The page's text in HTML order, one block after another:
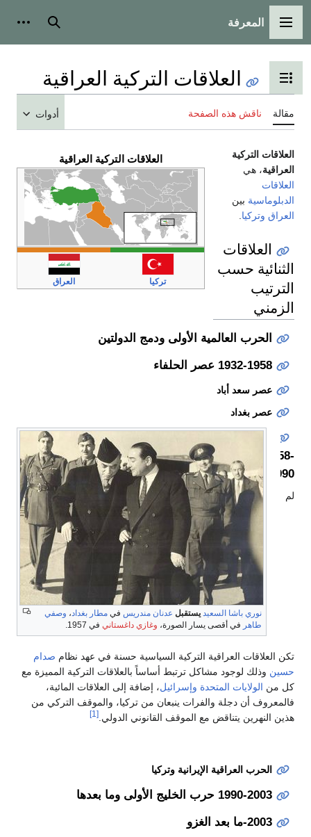
القائمة الرئيسية
المعرفة بحث
تبديل عرض جدول المحتويات
العلاقات التركية العراقية
مقالة ناقش هذه الصفحة أدوات
العلاقات التركية العراقية
تركيا العراق
العلاقات التركية
العراقية، هي
العلاقات
الدبلوماسية بين
العراق وتركيا
العلاقات
الثنائية حسب
الترتيب
الزمني
الحرب العالمية الأولى ودمج الدولتين
1932-1958 عصر الحلفاء
عصر سعد أباد
عصر بغداد
نوري باشا السعيد يستقبل عدنان مندريس في مطار بغداد ، وصفي
طاهر في أقصى يسار الصورة، وغازي داغستاني في 1957.
1958-
1990
لم
تكن العلاقات العراقية التركية السياسية حسنة في عهد نظام صدام
حسين وذلك لوجود مشاكل ترتبط أساساً بالعلاقات التركية المميزة مع
كل من الولايات المتحدة وإسرائيل، إضافة إلى العلاقات المائية،
فالمعروف أن دجلة والفرات ينبعان من تركيا، والموقف التركي من
هذين النهرين يتناقض مع الموقف القانوني الدولي. [1]
الحرب العراقية الإيرانية وتركيا
1990-2003 حرب الخليج الأولى وما بعدها
2003-ما بعد الغزو